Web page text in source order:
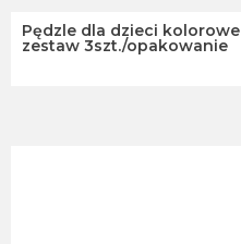
Pędzle dla dzieci kolorowe
zestaw 3szt./opakowanie